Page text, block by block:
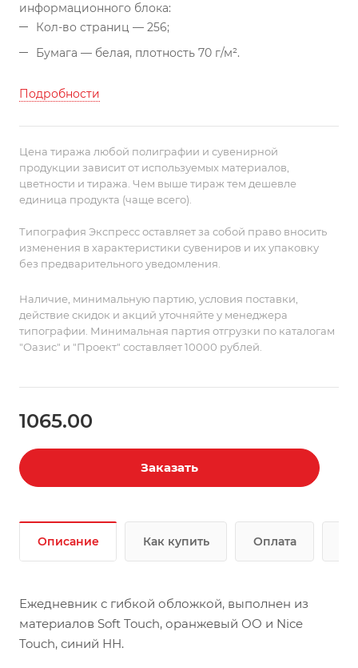
информационного блока:
Кол-во страниц — 256;
Бумага — белая, плотность 70 г/м².
Подробности
Цена тиража любой полиграфии и сувенирной
продукции зависит от используемых материалов,
цветности и тиража. Чем выше тираж тем дешевле
единица продукта (чаще всего).
Типография Экспресс оставляет за собой право вносить
изменения в характеристики сувениров и их упаковку
без предварительного уведомления.
Наличие, минимальную партию, условия поставки,
действие скидок и акций уточняйте у менеджера
типографии. Минимальная партия отгрузки по каталогам
"Оазис" и "Проект" составляет 10000 рублей.
1065.00
Заказать
Описание Как купить Оплата
Ежедневник с гибкой обложкой, выполнен из
материалов Soft Touch, оранжевый ОО и Nice
Touch, синий НН.